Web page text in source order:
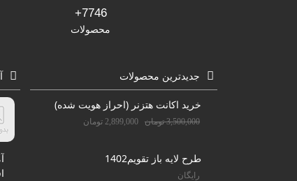
7746+
محصولات
جدیدترین محصولات
خرید اکانت هتزنر (احراز هویت شده)
3,500,000 تومان 2,899,000 تومان
طرح لایه باز تقویم1402
رایگان